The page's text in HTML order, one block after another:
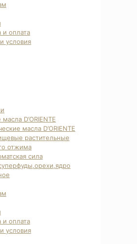
и оплата
условия
D’ORIENTE
масла D’ORIENTE
растительные
отжима
сила
и оплата
условия